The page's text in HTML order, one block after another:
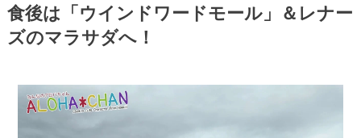
食後は「ウインドワードモール」＆レナー
ズのマラサダへ！